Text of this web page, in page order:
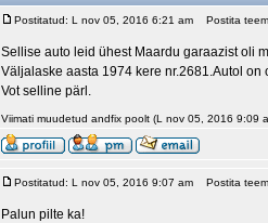
Postitatud: L nov 05, 2016 6:21 am Postita
Sellise auto leid ühest Maardu garaazist oli
Väljalaske aasta 1974 kere nr.2681.Autol
Vot selline pärl.
Viimati muudetud andfix poolt (L nov 05, 2016 9:09
Postitatud: L nov 05, 2016 9:07 am Postita
Palun pilte ka!